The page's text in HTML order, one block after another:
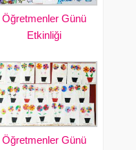
Öğretmenler Günü
Etkinliği
Öğretmenler Günü